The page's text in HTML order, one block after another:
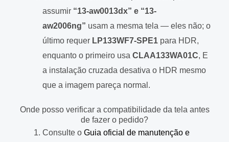
assumir “13-aw0013dx” e “13-
aw2006ng” usam a mesma tela — eles não; o
último requer LP133WF7-SPE1 para HDR,
enquanto o primeiro usa CLAA133WA01C, E
a instalação cruzada desativa o HDR mesmo
que a imagem pareça normal.
Onde posso verificar a compatibilidade da tela antes
de fazer o pedido?
Consulte o Guia oficial de manutenção e